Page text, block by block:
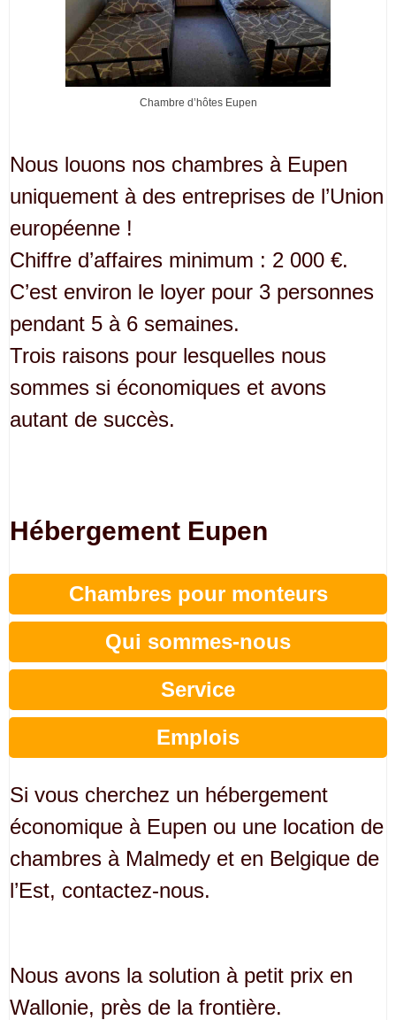
Chambre d’hôtes Eupen
Nous louons nos chambres à Eupen
uniquement à des entreprises de l’Union
européenne !
Chiffre d’affaires minimum : 2 000 €.
C’est environ le loyer pour 3 personnes
pendant 5 à 6 semaines.
Trois raisons pour lesquelles nous
sommes si économiques et avons
autant de succès.
Hébergement Eupen
Chambres pour monteurs
Qui sommes-nous
Service
Emplois
Si vous cherchez un hébergement
économique à Eupen ou une location de
chambres à Malmedy et en Belgique de
l’Est, contactez-nous.
Nous avons la solution à petit prix en
Wallonie, près de la frontière.